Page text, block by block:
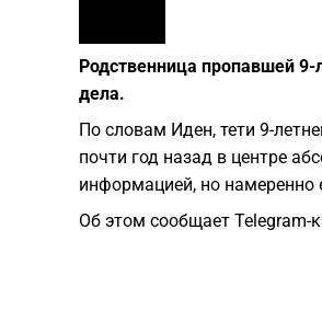
Родственница пропавшей 9-
дела.
По словам Иден, тети 9-
почти год назад в центре
информацией, но намеренно
Об этом сообщает Telegram-